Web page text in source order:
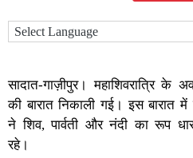
सादात-गाज़ीपुर। महाशिवरात्रि के
की बारात निकाली गई। इस
ने शिव, पार्वती और नंदी का रूप
रहे।